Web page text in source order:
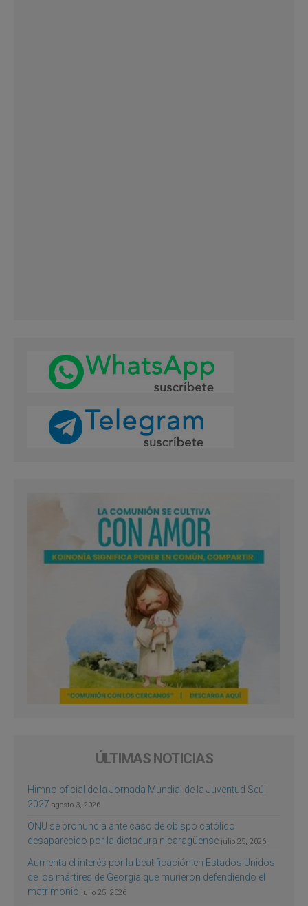
ÚLTIMAS NOTICIAS
Himno oficial de la Jornada Mundial de la Juventud Seúl
2027 agosto 3, 2026
ONU se pronuncia ante caso de obispo católico
desaparecido por la dictadura nicaragüense julio 25, 2026
Aumenta el interés por la beatificación en Estados Unidos
de los mártires de Georgia que murieron defendiendo el
matrimonio julio 25, 2026